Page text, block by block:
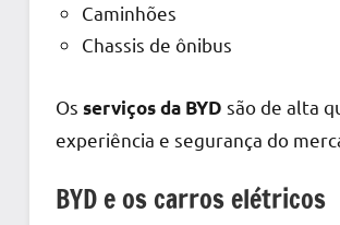
Caminhões
Chassis de ônibus
Os serviços da BYD são de alta
experiência e segurança do
BYD e os carros elétricos